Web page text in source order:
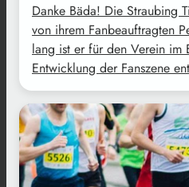
Danke Bäda! Die Straubing
von ihrem Fanbeauftragten
lang ist er für den Verein im
Entwicklung der Fanszene